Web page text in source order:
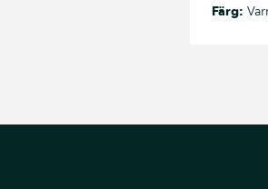
Färg: